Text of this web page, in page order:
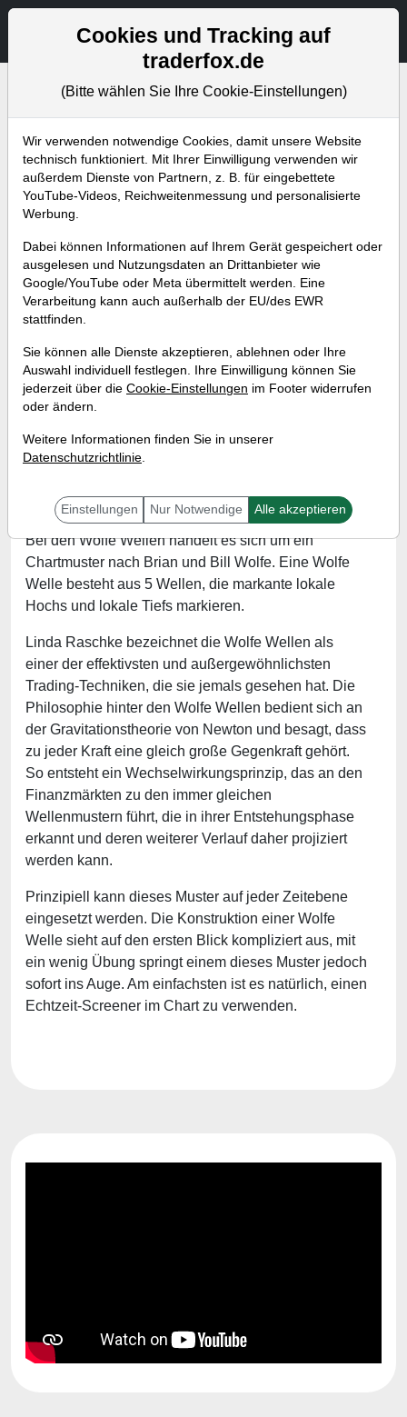
Aktien- und Artikelsuche
Bevorstehende Webinare Alle Aufzeichnungen
Serie - Die wichtigsten
Indikatoren (Teil 23) Wolfe
Wellen
Wann:Donnerstag, 26. August 2021 von 18 bis 19
Bei den Wolfe Wellen handelt es sich um ein
Chartmuster nach Brian und Bill Wolfe. Eine Wolfe
Welle besteht aus 5 Wellen, die markante lokale
Hochs und lokale Tiefs markieren.
Linda Raschke bezeichnet die Wolfe Wellen als
einer der effektivsten und außergewöhnlichsten
Trading-Techniken, die sie jemals gesehen hat. Die
Philosophie hinter den Wolfe Wellen bedient sich an
der Gravitationstheorie von Newton und besagt, dass
zu jeder Kraft eine gleich große Gegenkraft gehört.
So entsteht ein Wechselwirkungsprinzip, das an den
Finanzmärkten zu den immer gleichen
Wellenmustern führt, die in ihrer Entstehungsphase
erkannt und deren weiterer Verlauf daher projiziert
werden kann.
Prinzipiell kann dieses Muster auf jeder Zeitebene
eingesetzt werden. Die Konstruktion einer Wolfe
Welle sieht auf den ersten Blick kompliziert aus, mit
ein wenig Übung springt einem dieses Muster jedoch
sofort ins Auge. Am einfachsten ist es natürlich, einen
Echtzeit-Screener im Chart zu verwenden.
Cookies und Tracking auf
traderfox.de
(Bitte wählen Sie Ihre Cookie-Einstellungen)
Wir verwenden notwendige Cookies, damit unsere Website
technisch funktioniert. Mit Ihrer Einwilligung verwenden wir
außerdem Dienste von Partnern, z. B. für eingebettete
YouTube-Videos, Reichweitenmessung und personalisierte
Werbung.
Dabei können Informationen auf Ihrem Gerät gespeichert oder
ausgelesen und Nutzungsdaten an Drittanbieter wie
Google/YouTube oder Meta übermittelt werden. Eine
Verarbeitung kann auch außerhalb der EU/des EWR
stattfinden.
Sie können alle Dienste akzeptieren, ablehnen oder Ihre
Auswahl individuell festlegen. Ihre Einwilligung können Sie
jederzeit über die Cookie-Einstellungen im Footer widerrufen
oder ändern.
Weitere Informationen finden Sie in unserer
Datenschutzrichtlinie.
Einstellungen Nur Notwendige Alle akzeptieren